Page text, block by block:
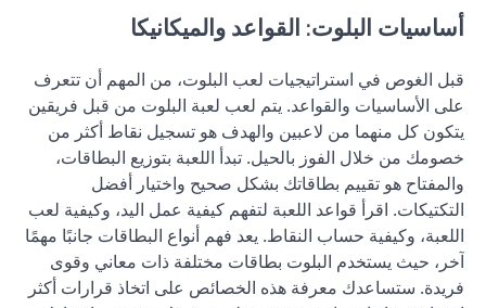
أساسيات البلوت: القواعد والميكانيكا
قبل الغوص في استراتيجيات لعب البلوت، من المهم أن تتعرف
على الأساسيات والقواعد. يتم لعب لعبة البلوت من قبل فريقين
يتكون كل منهما من لاعبين والهدف هو تسجيل نقاط أكثر من
خصومك من خلال الفوز بالحيل. تبدأ اللعبة بتوزيع البطاقات،
والمفتاح هو تقييم بطاقاتك بشكل صحيح واختيار أفضل
التكتيكات. اقرأ قواعد اللعبة لتفهم كيفية عمل اليد، وكيفية لعب
اللعبة، وكيفية حساب النقاط. يعد فهم أنواع البطاقات جانبًا مهمًا
آخر، حيث يستخدم البلوت بطاقات مختلفة ذات معاني وقوى
فريدة. ستساعدك معرفة هذه الخصائص على اتخاذ قرارات أكثر